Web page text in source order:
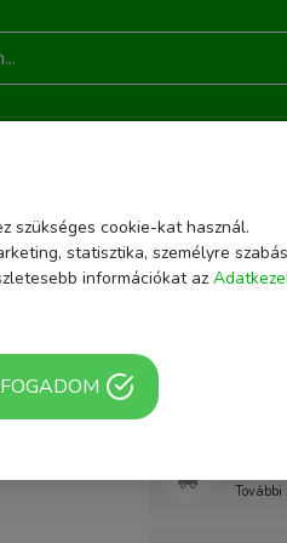
LOWEPRO GEARUP POUCH
Cikkszám:
(sötét
További
szükséges cookie-kat használ.
statisztika, személyre
információkat az